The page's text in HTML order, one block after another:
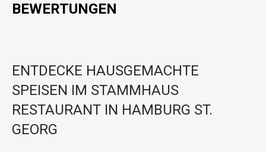
BEWERTUNGEN
ENTDECKE HAUSGEMACHTE
SPEISEN IM STAMMHAUS
RESTAURANT IN HAMBURG ST.
GEORG